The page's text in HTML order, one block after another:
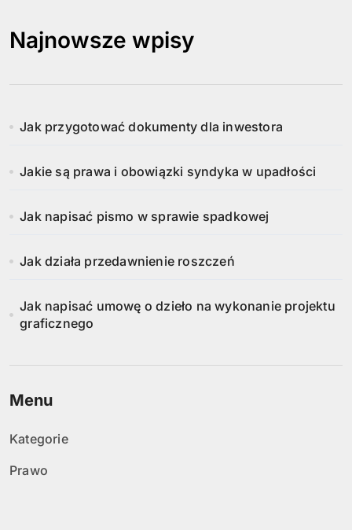
Najnowsze wpisy
Jak przygotować dokumenty dla inwestora
Jakie są prawa i obowiązki syndyka w upadłości
Jak napisać pismo w sprawie spadkowej
Jak działa przedawnienie roszczeń
Jak napisać umowę o dzieło na wykonanie projektu
graficznego
Menu
Kategorie
Prawo